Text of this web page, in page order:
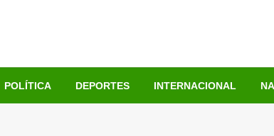
POLÍTICA DEPORTES INTERNACIONAL